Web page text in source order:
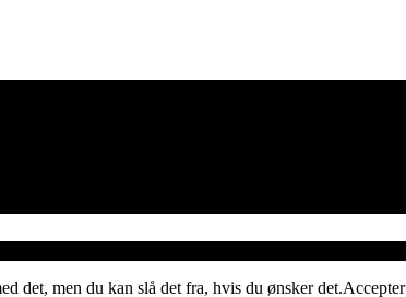
det, men du kan slå det fra, hvis du ønsker det.Accepter